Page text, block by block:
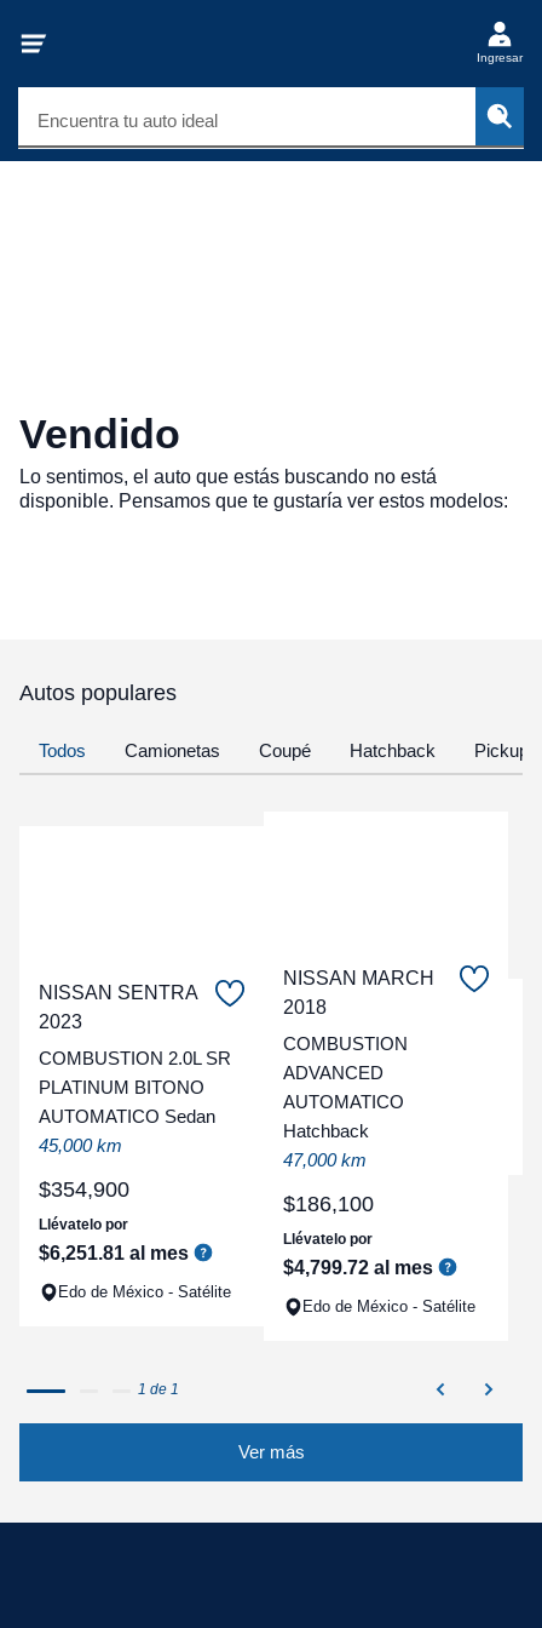
Ingresar
Encuentra tu auto ideal
Vendido
Lo sentimos, el auto que estás buscando no está
disponible. Pensamos que te gustaría ver estos modelos:
Autos populares
Todos Camionetas Coupé Hatchback Pickup
NISSAN SENTRA
2023
COMBUSTION 2.0L SR
PLATINUM BITONO
AUTOMATICO Sedan
45,000 km
$354,900
Llévatelo por
$6,251.81 al mes
Edo de México - Satélite
NISSAN MARCH
2018
COMBUSTION
ADVANCED
AUTOMATICO
Hatchback
47,000 km
$186,100
Llévatelo por
$4,799.72 al mes
Edo de México - Satélite
1 de 1
Ver más